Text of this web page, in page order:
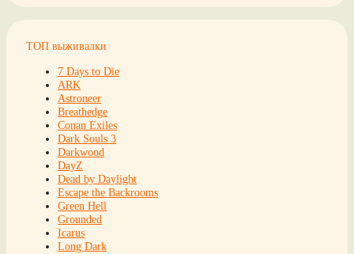
ТОП выживалки
7 Days to Die
ARK
Astroneer
Breathedge
Conan Exiles
Dark Souls 3
Darkwood
DayZ
Dead by Daylight
Escape the Backrooms
Green Hell
Grounded
Icarus
Long Dark